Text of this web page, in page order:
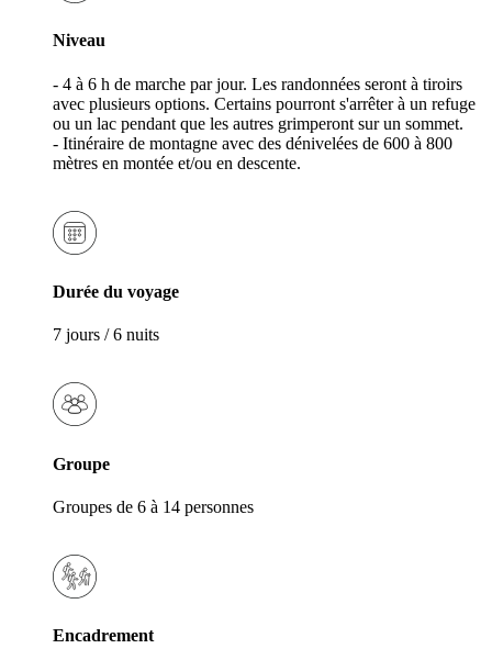
Niveau
- 4 à 6 h de marche par jour. Les randonnées seront à tiroirs
avec plusieurs options. Certains pourront s'arrêter à un refuge
ou un lac pendant que les autres grimperont sur un sommet.
- Itinéraire de montagne avec des dénivelées de 600 à 800
mètres en montée et/ou en descente.
Durée du voyage
7 jours / 6 nuits
Groupe
Groupes de 6 à 14 personnes
Encadrement